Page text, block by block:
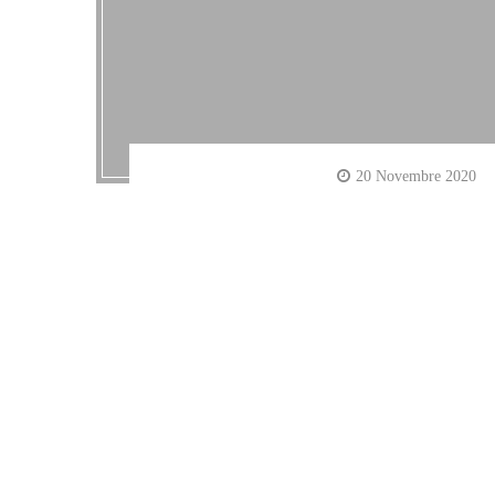
20 Novembre 2020